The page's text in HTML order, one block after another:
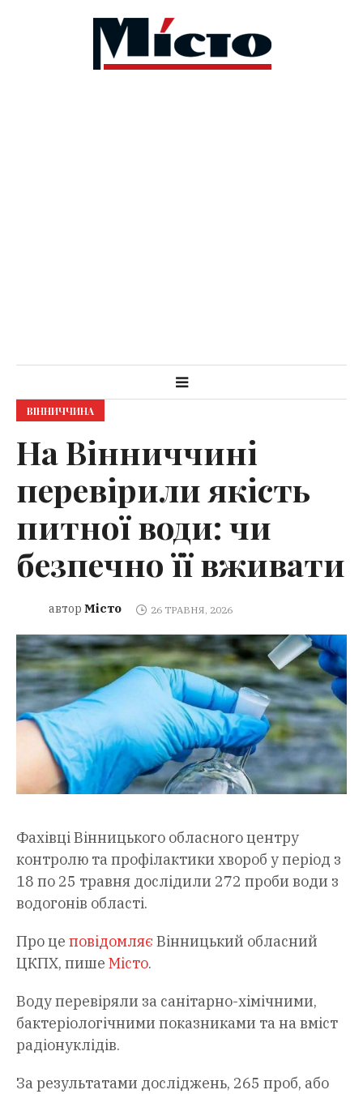
ВІННИЧЧИНА
На Вінниччині
перевірили якість
питної води: чи
безпечно її вживати
автор Місто 26 ТРАВНЯ, 2026
Фахівці Вінницького обласного центру
контролю та профілактики хвороб у період з
18 по 25 травня дослідили 272 проби води з
водогонів області.
Про це повідомляє Вінницький обласний
ЦКПХ, пише Місто.
Воду перевіряли за санітарно-хімічними,
бактеріологічними показниками та на вміст
радіонуклідів.
За результатами досліджень, 265 проб, або